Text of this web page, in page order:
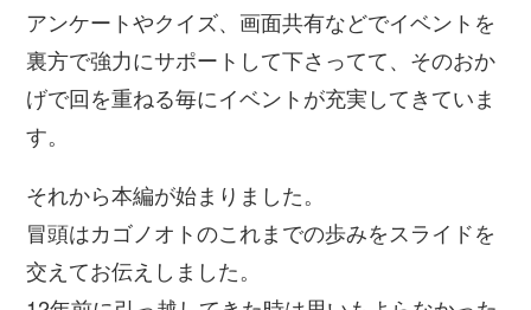
アンケートやクイズ、画面共有などでイベントを
裏方で強力にサポートして下さってて、そのおか
げで回を重ねる毎にイベントが充実してきていま
す。
それから本編が始まりました。
冒頭はカゴノオトのこれまでの歩みをスライドを
交えてお伝えしました。